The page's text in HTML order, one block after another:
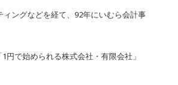
ングなどを経て、92年にいむら会計事
で始められる株式会社・有限会社」